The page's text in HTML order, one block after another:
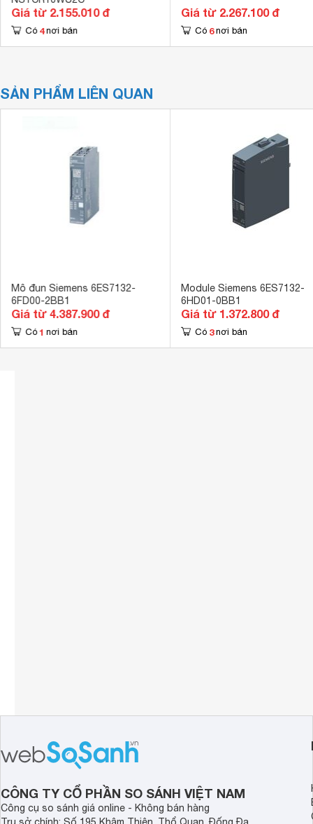
Giá từ 2.155.010 đ
Có 4 nơi bán
Giá từ 2.267.100 đ
Có 6 nơi bán
SẢN PHẨM LIÊN QUAN
Mô đun Siemens 6ES7132-
6FD00-2BB1
Giá từ 4.387.900 đ
Có 1 nơi bán
Module Siemens 6ES7132-
6HD01-0BB1
Giá từ 1.372.800 đ
Có 3 nơi bán
CÔNG TY CỔ PHẦN SO SÁNH VIỆT NAM
Công cụ so sánh giá online - Không bán hàng